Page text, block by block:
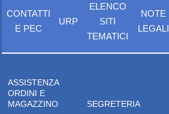
CONTATTI
E PEC
URP
ELENCO
SITI
TEMATICI
NOTE
LEGALI
ASSISTENZA
ORDINI E
MAGAZZINO
SEGRETERIA